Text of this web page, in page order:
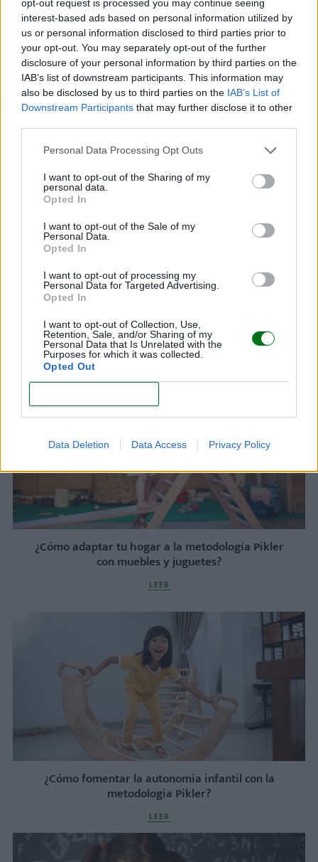
opt-out request is processed you may continue seeing
interest-based ads based on personal information utilized by
us or personal information disclosed to third parties prior to
your opt-out. You may separately opt-out of the further
disclosure of your personal information by third parties on the
IAB’s list of downstream participants. This information may
also be disclosed by us to third parties on the IAB’s List of
Downstream Participants that may further disclose it to other
Personal Data Processing Opt Outs
I want to opt-out of the Sharing of my
personal data.
Opted In
I want to opt-out of the Sale of my
Personal Data.
Opted In
I want to opt-out of processing my
Personal Data for Targeted Advertising.
Opted In
I want to opt-out of Collection, Use,
Retention, Sale, and/or Sharing of my
Personal Data that Is Unrelated with the
Purposes for which it was collected.
Opted Out
Data Deletion Data Access Privacy Policy
Tareas escolares en casa ¿ayudan o estresan a
los niños?
LEER
Pedagogía Reggio Emilia: qué es y por qué
aplicarla
¿Cómo adaptar tu hogar a la metodología Pikler
con muebles y juguetes?
LEER
¿Cómo fomentar la autonomía infantil con la
metodología Pikler?
LEER